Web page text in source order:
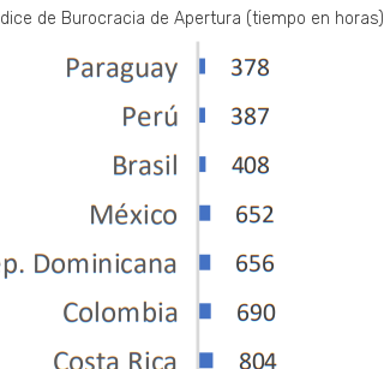
de Burocracia de Apertura (tiempo en horas)